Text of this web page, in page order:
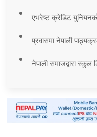
एभरेष्ट क्रेडिट
प्रवासमा नेपाली
नेपाली समाजद्वारा